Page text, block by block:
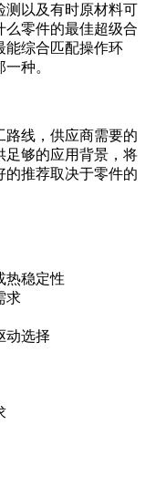
测以及有时原材料可
么零件的最佳超级合
能综合匹配操作环
种。
路线，供应商需要的
足够的应用背景，将
的推荐取决于零件的
热稳定性
求
动选择